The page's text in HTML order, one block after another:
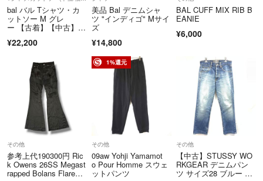
▼特商法
https://fril.jp/ts/official/law/cyc/
▼返品特約
bal バル Tシャツ・カ
ットソー M グレ
ー 【古着】【中古】
¥22,200
美品 Bal デニムシャ
ツ "インディゴ" Mサイ
ズ
¥14,800
BAL CUFF MIX RIB B
EANIE
¥6,000
その他
参考上代190300円 Ric
k Owens 26SS Megast
rapped Bolans Flare
1%還元
その他
09aw Yohji Yamamot
o Pour Homme スウェ
ットパンツ
その他
【中古】STUSSY WO
RKGEAR デニムパン
ツ サイズ28 ブルー ス